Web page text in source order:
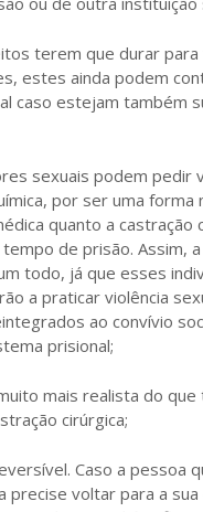
terem que durar para
estes ainda podem
caso estejam também
sexuais podem pedir
por ser uma forma
quanto a castração
de prisão. Assim,
todo, já que esses
a praticar violência
ao convívio
prisional;
mais realista do
cirúrgica;
Caso a pessoa
precise voltar para a